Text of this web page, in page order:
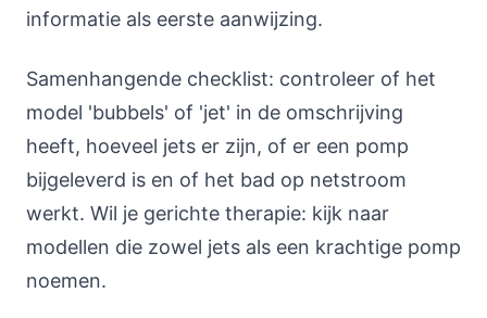
informatie als eerste aanwijzing.
Samenhangende checklist: controleer of het
model 'bubbels' of 'jet' in de omschrijving
heeft, hoeveel jets er zijn, of er een pomp
bijgeleverd is en of het bad op netstroom
werkt. Wil je gerichte therapie: kijk naar
modellen die zowel jets als een krachtige pomp
noemen.